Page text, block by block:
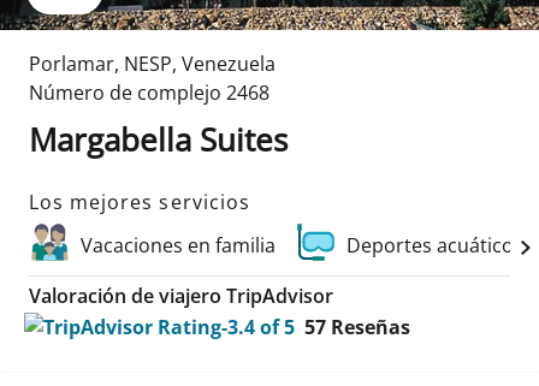
Porlamar, NESP, Venezuela
Número de complejo 2468
Margabella Suites
Los mejores servicios
Vacaciones en familia
Deportes acuáticos
Valoración de viajero TripAdvisor
57 Reseñas